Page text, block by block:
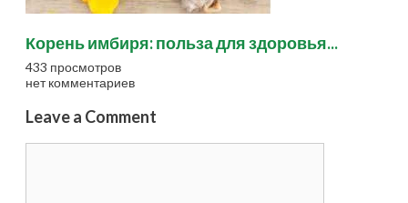
Корень имбиря: польза для здоровья...
433 просмотров
нет комментариев
Leave a Comment